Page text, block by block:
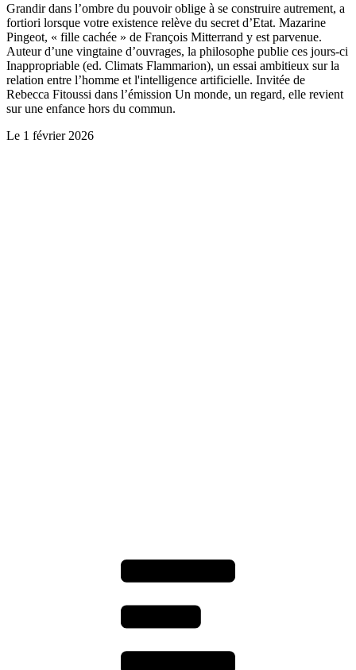
Grandir dans l’ombre du pouvoir oblige à se construire autrement, a
fortiori lorsque votre existence relève du secret d’Etat. Mazarine
Pingeot, « fille cachée » de François Mitterrand y est parvenue.
Auteur d’une vingtaine d’ouvrages, la philosophe publie ces jours-ci
Inappropriable (ed. Climats Flammarion), un essai ambitieux sur la
relation entre l’homme et l'intelligence artificielle. Invitée de
Rebecca Fitoussi dans l’émission Un monde, un regard, elle revient
sur une enfance hors du commun.
Le 1 février 2026